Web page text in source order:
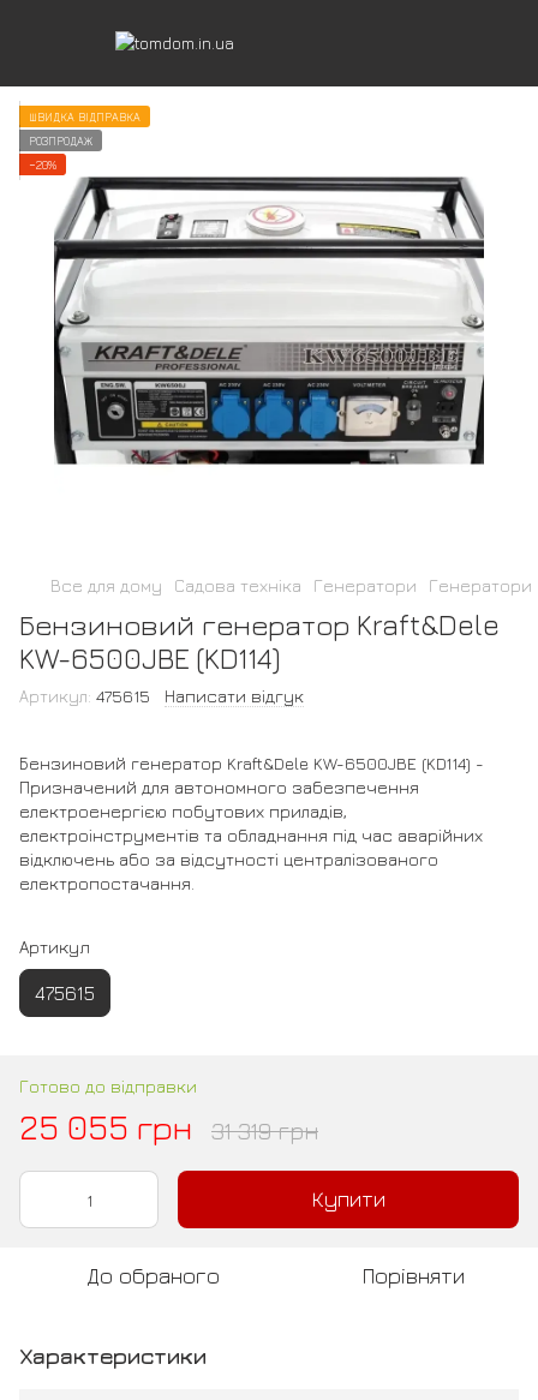
ШВИДКА ВІДПРАВКА
РОЗПРОДАЖ
−20%
Все для дому Садова техніка Генератори Генератори
Бензиновий генератор Kraft&Dele
KW-6500JBE (KD114)
Артикул: 475615 Написати відгук
Бензиновий генератор Kraft&Dele KW-6500JBE (KD114) -
Призначений для автономного забезпечення
електроенергією побутових приладів,
електроінструментів та обладнання під час аварійних
відключень або за відсутності централізованого
електропостачання.
Артикул
475615
Готово до відправки
25 055 грн 31 319 грн
Купити
До обраного Порівняти
Характеристики